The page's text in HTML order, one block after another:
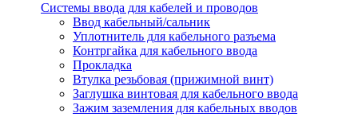
Системы ввода для кабелей и проводов
Ввод кабельный/сальник
Уплотнитель для кабельного разъема
Контргайка для кабельного ввода
Прокладка
Втулка резьбовая (прижимной винт)
Заглушка винтовая для кабельного ввода
Зажим заземления для кабельных вводов